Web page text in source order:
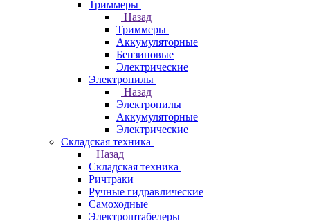
Триммеры
Назад
Триммеры
Аккумуляторные
Бензиновые
Электрические
Электропилы
Назад
Электропилы
Аккумуляторные
Электрические
Складская техника
Назад
Складская техника
Ричтраки
Ручные гидравлические
Самоходные
Электроштабелеры